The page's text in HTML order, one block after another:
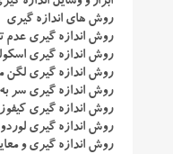
روش های اندازه گیری
روش اندازه گیری عدم
روش اندازه گیری
روش اندازه گیری لگن
روش اندازه گیری سر
روش اندازه گیری
روش اندازه گیری
روش اندازه گیری و